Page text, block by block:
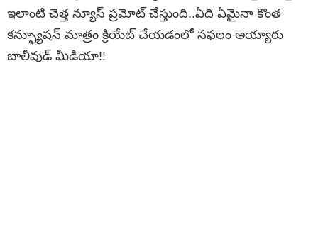
ఇలాంటి చెత్త న్యూస్ ప్రమోట్ చేస్తుంది..ఏది ఏమైనా కొంత
కన్ఫ్యూషన్ మాత్రం క్రియేట్ చేయడంలో సఫలం అయ్యారు
బాలీవుడ్ మీడియా!!